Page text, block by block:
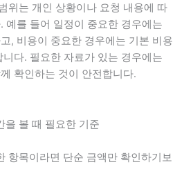
위는 개인 상황이나 요청 내용에 따
예를 들어 일정이 중요한 경우에는
, 비용이 중요한 경우에는 기본 비용
다. 필요한 자료가 있는 경우에는
확인하는 것이 안전합니다.
을 볼 때 필요한 기준
항목이라면 단순 금액만 확인하기보